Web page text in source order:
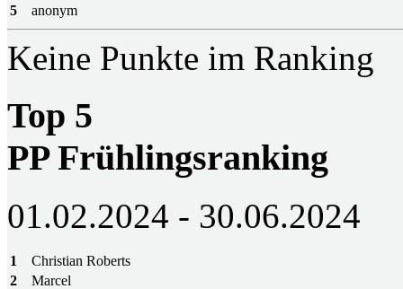
5
anonym
Keine Punkte im Ranking
Top 5
PP Frühlingsranking
01.02.2024 - 30.06.2024
1
Christian Roberts
2
Marcel